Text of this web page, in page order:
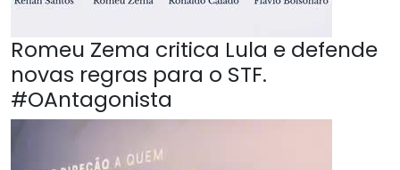
Romeu Zema critica Lula e defende
novas regras para o STF.
#OAntagonista